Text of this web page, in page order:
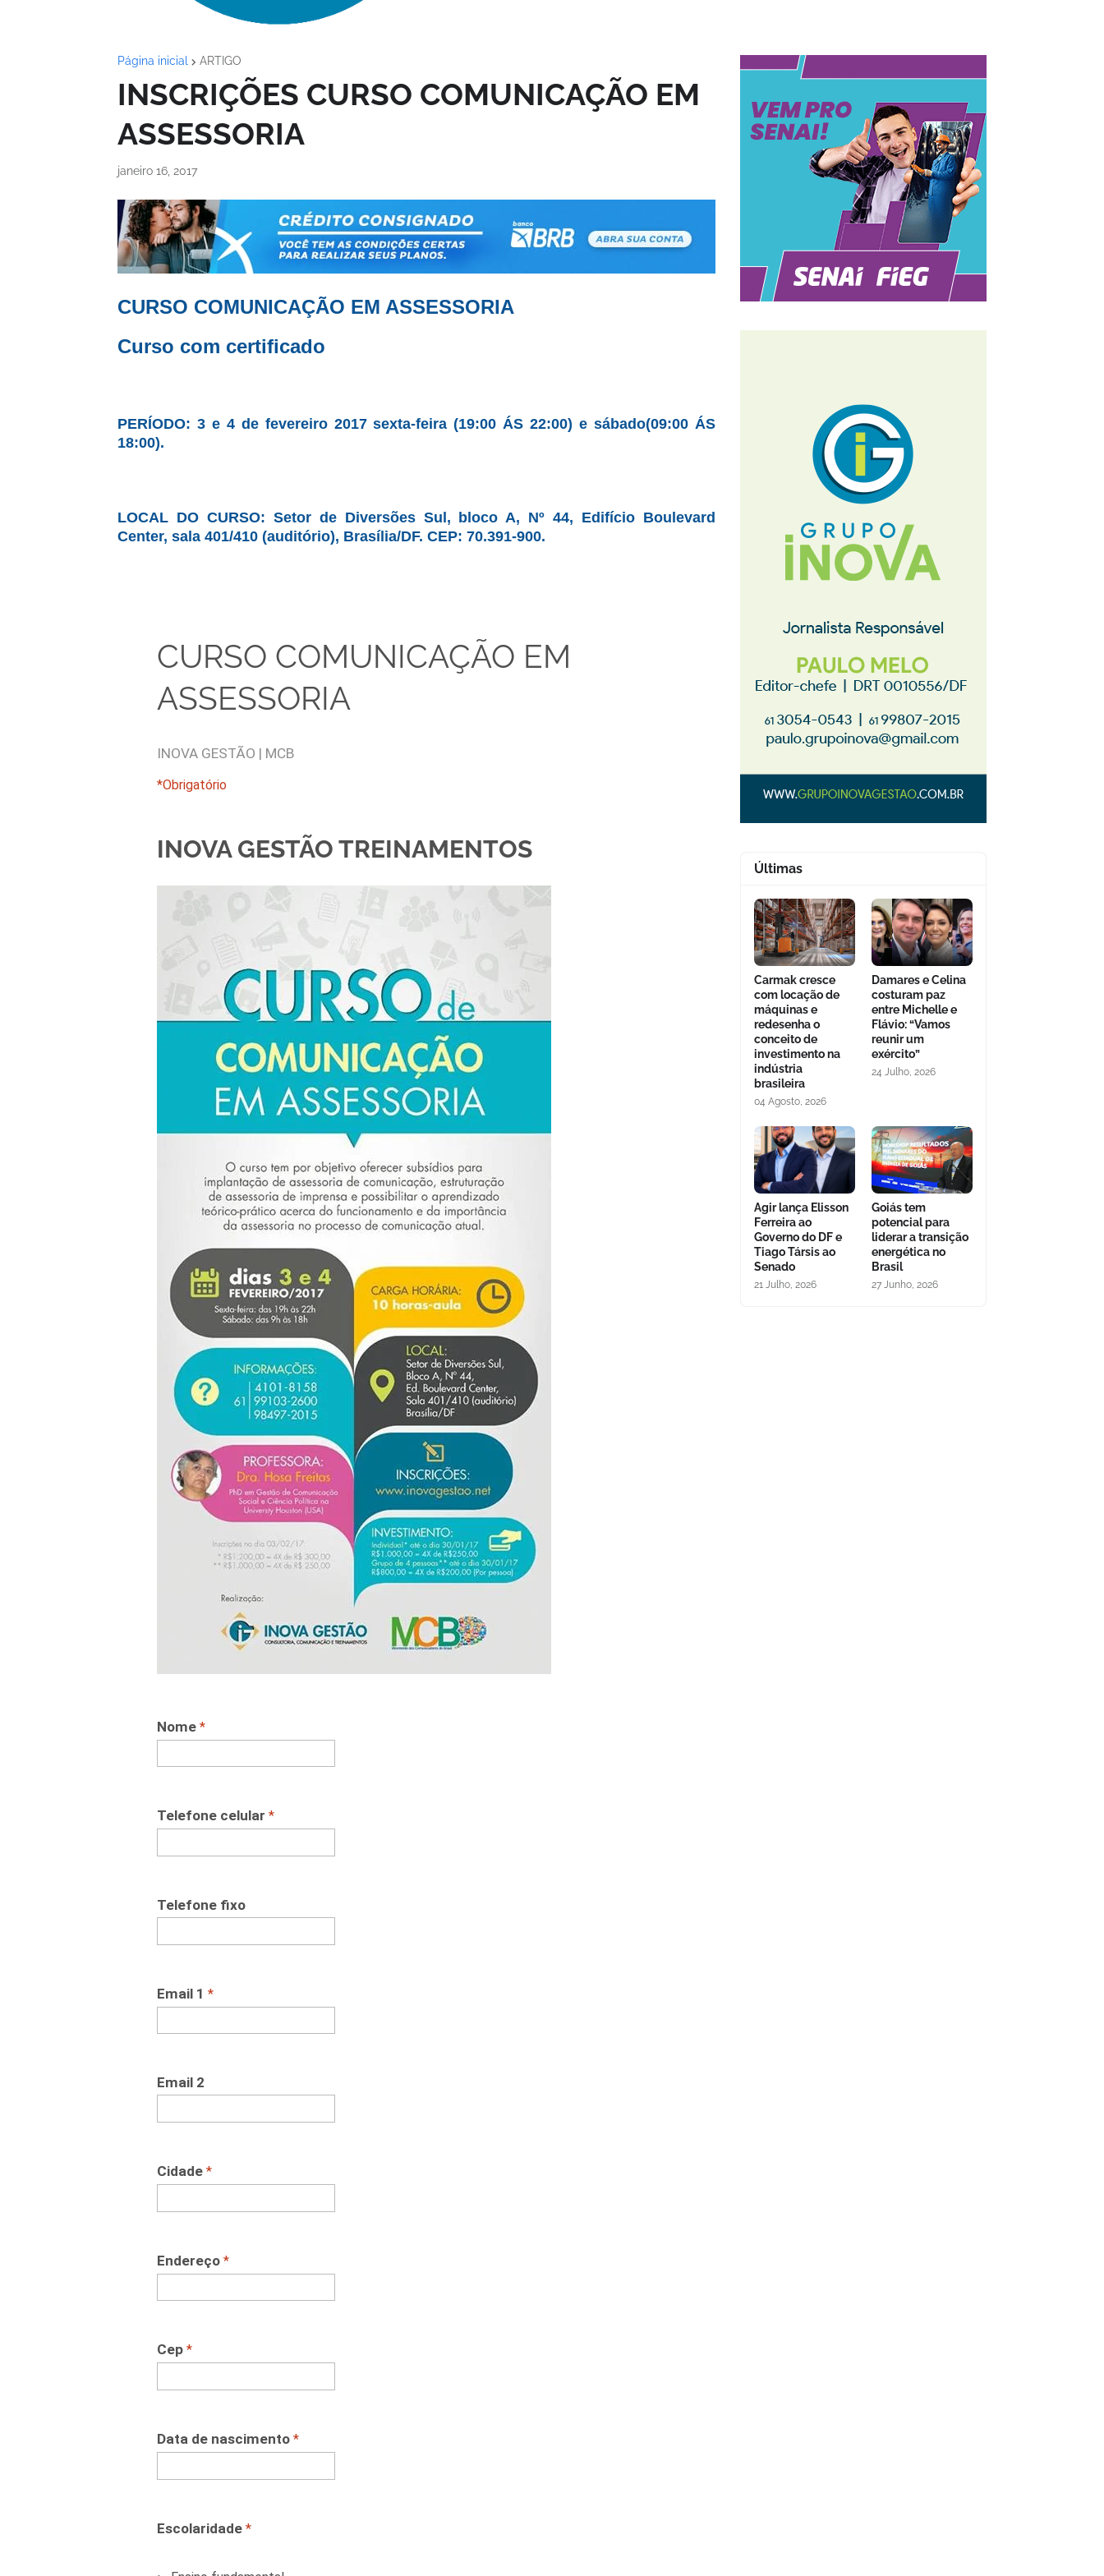
Página inicial ARTIGO
INSCRIÇÕES CURSO COMUNICAÇÃO EM
ASSESSORIA
janeiro 16, 2017
CURSO COMUNICAÇÃO EM ASSESSORIA
Curso com certificado
PERÍODO: 3 e 4 de fevereiro 2017 sexta-feira (19:00 ÁS 22:00) e sábado(09:00 ÁS
18:00).
LOCAL DO CURSO: Setor de Diversões Sul, bloco A, Nº 44, Edifício Boulevard
Center, sala 401/410 (auditório), Brasília/DF. CEP: 70.391-900.
CURSO COMUNICAÇÃO EM
ASSESSORIA
INOVA GESTÃO | MCB
*Obrigatório
INOVA GESTÃO TREINAMENTOS
Nome *
Telefone celular *
Telefone fixo
Email 1 *
Email 2
Cidade *
Endereço *
Cep *
Data de nascimento *
Escolaridade *
Últimas
Carmak cresce
com locação de
máquinas e
redesenha o
conceito de
investimento na
indústria
brasileira
04 Agosto, 2026
Damares e Celina
costuram paz
entre Michelle e
Flávio: “Vamos
reunir um
exército”
24 Julho, 2026
Agir lança Elisson
Ferreira ao
Governo do DF e
Tiago Társis ao
Senado
21 Julho, 2026
Goiás tem
potencial para
liderar a transição
energética no
Brasil
27 Junho, 2026